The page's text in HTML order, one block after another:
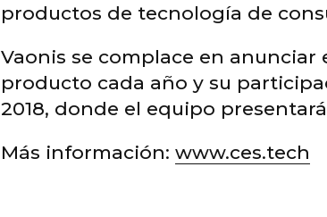
productos de tecnología de
Vaonis se complace en
producto cada año y su
2018, donde el equipo
Más información: www.ces.tech